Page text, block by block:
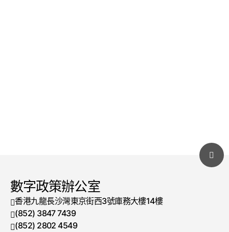
數字政策辦公室
香港九龍長沙灣東京街西3號庫務大樓14樓
電話號碼
(852) 3847 7439
傳真號碼
(852) 2802 4549